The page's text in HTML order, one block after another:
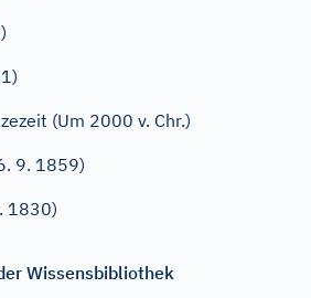
(Um 2000 v. Chr.)
9. 1859)
1830)
Wissensbibliothek